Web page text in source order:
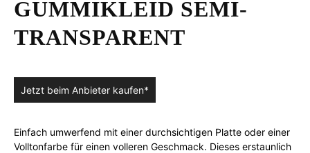
GUMMIKLEID SEMI-
TRANSPARENT
Jetzt beim Anbieter kaufen*
Einfach umwerfend mit einer durchsichtigen Platte oder einer
Volltonfarbe für einen volleren Geschmack. Dieses erstaunlich